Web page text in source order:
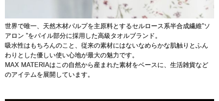
世界で唯一、天然木材パルプを主原料とするセルロース系半合成繊維”ソ
アロン ”をパイル部分に採用した高級タオルブランド。
吸水性はもちろんのこと、従来の素材にはないなめらかな肌触りとふん
わりとした優しい使い心地が最大の魅力です。
MAX MATERIAはこの自然から産まれた素材をベースに、生活雑貨など
のアイテムを展開しています。